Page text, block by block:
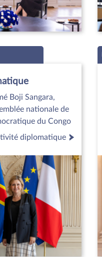
Boji Sangara,
nationale de
du Congo
diplomatique